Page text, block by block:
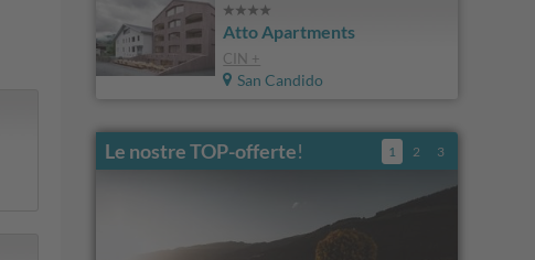
Atto Apartments
CIN +
San Candido
Le nostre TOP-offerte! 1 2 3